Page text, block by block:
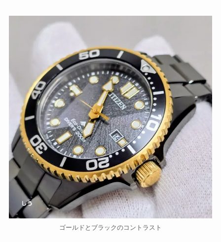
ゴールドとブラックのコントラスト